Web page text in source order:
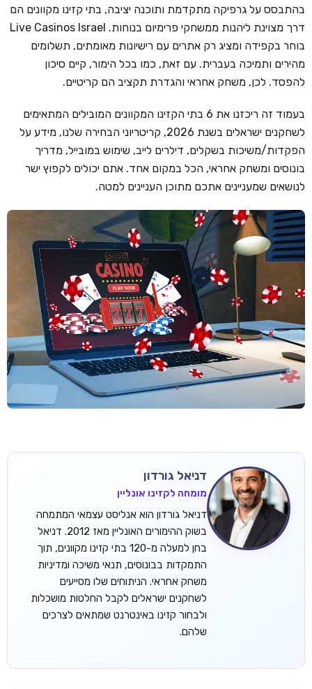
בהתבסס על גרפיקה מתקדמת ותוכנה יציבה, בתי קזינו מקוונים הם
דרך מצוינת ליהנות ממשחקי פרימיום בנוחות. Live Casinos Israel
בוחר בקפידה ומציג רק אתרים עם רישיונות מאומתים, תשלומים
מהירים ותמיכה בעברית. עם זאת, כמו בכל הימור, קיים סיכון
להפסד. לכן, משחק אחראי והגדרת תקציב הם קריטיים.
בעמוד זה ריכזנו את 6 בתי הקזינו המקוונים המובילים המתאימים
לשחקנים ישראלים בשנת 2026, קריטריוני הבחירה שלנו, מידע על
הפקדות/משיכות בשקלים, דילרים לייב, שימוש במובייל, מדריך
בונוסים ומשחק אחראי, הכל במקום אחד. אתם יכולים לקפוץ ישר
לנושאים שמעניינים אתכם מתוכן העניינים למטה.
דניאל גורדון
מומחה לקזינו אונליין
דניאל גורדון הוא אנליסט עצמאי המתמחה
בשוק ההימורים האונליין מאז 2012. דניאל
בחן למעלה מ-120 בתי קזינו מקוונים, תוך
התמקדות בבונוסים, תנאי משיכה ומדיניות
משחק אחראי. הניתוחים שלו מסייעים
לשחקנים ישראלים לקבל החלטות מושכלות
ולבחור קזינו באינטרנט שמתאים לצרכים
שלהם.